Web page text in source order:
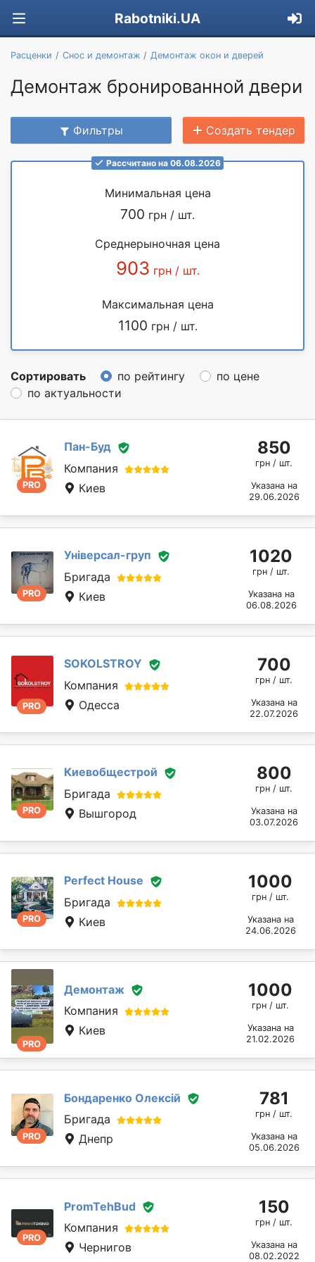
Rabotniki.UA
Расценки Снос и демонтаж Демонтаж окон и дверей
Демонтаж бронированной двери
Фильтры Создать тендер
Рассчитано на 06.08.2026
Минимальная цена
700 грн / шт.
Среднерыночная цена
903 грн / шт.
Максимальная цена
1100 грн / шт.
Сортировать по рейтингу
по цене
по актуальности
PRO
Пан-Буд
Компания
Киев
850
грн / шт.
Указана на
29.06.2026
PRO
Універсал-груп
Бригада
Киев
1020
грн / шт.
Указана на
06.08.2026
PRO
SOKOLSTROY
Компания
Одесса
700
грн / шт.
Указана на
22.07.2026
PRO
Киевобщестрой
Бригада
Вышгород
800
грн / шт.
Указана на
03.07.2026
PRO
Perfect House
Бригада
Киев
1000
грн / шт.
Указана на
24.06.2026
PRO
Демонтаж
Компания
Киев
1000
грн / шт.
Указана на
21.02.2026
PRO
Бондаренко Олексій
Бригада
Днепр
781
грн / шт.
Указана на
05.06.2026
PRO
PromTehBud
Компания
Чернигов
150
грн / шт.
Указана на
08.02.2022